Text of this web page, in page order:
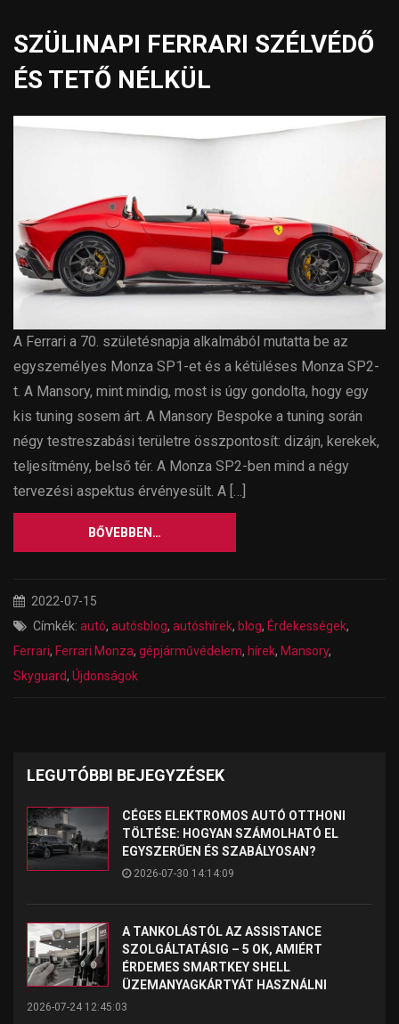
SZÜLINAPI FERRARI SZÉLVÉDŐ
ÉS TETŐ NÉLKÜL
A Ferrari a 70. születésnapja alkalmából mutatta be az
egyszemélyes Monza SP1-et és a kétüléses Monza SP2-
t. A Mansory, mint mindig, most is úgy gondolta, hogy egy
kis tuning sosem árt. A Mansory Bespoke a tuning során
négy testreszabási területre összpontosít: dizájn, kerekek,
teljesítmény, belső tér. A Monza SP2-ben mind a négy
tervezési aspektus érvényesült. A […]
BŐVEBBEN…
2022-07-15
Címkék: autó, autósblog, autóshírek, blog, Érdekességek,
Ferrari, Ferrari Monza, gépjárművédelem, hírek, Mansory,
Skyguard, Újdonságok
LEGUTÓBBI BEJEGYZÉSEK
CÉGES ELEKTROMOS AUTÓ OTTHONI
TÖLTÉSE: HOGYAN SZÁMOLHATÓ EL
EGYSZERŰEN ÉS SZABÁLYOSAN?
2026-07-30 14:14:09
A TANKOLÁSTÓL AZ ASSISTANCE
SZOLGÁLTATÁSIG – 5 OK, AMIÉRT
ÉRDEMES SMARTKEY SHELL
ÜZEMANYAGKÁRTYÁT HASZNÁLNI
2026-07-24 12:45:03